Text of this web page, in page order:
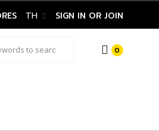
TH SIGN IN OR JOIN
0